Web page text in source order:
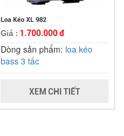
Loa Kéo XL 982
Giá : 1.700.000 đ
Dòng sản phẩm: loa kéo
bass 3 tấc
XEM CHI TIẾT